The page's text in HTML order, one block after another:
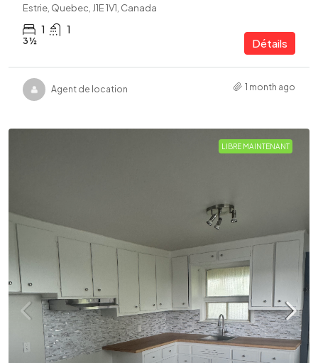
Estrie, Quebec, J1E 1V1, Canada
1 1
3 ½ Détails
Agent de location 1 month ago
LIBRE MAINTENANT